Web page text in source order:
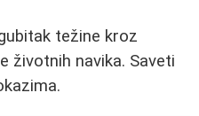
težine kroz
životnih navika. Saveti